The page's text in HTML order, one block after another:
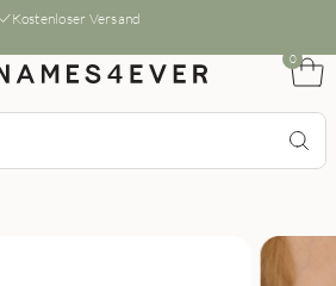
Kostenloser Versand
0